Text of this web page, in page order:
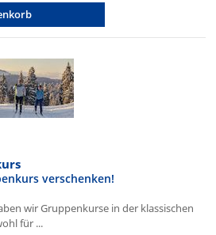
verschenken!
wir Gruppenkurse in der klassischen
für ...